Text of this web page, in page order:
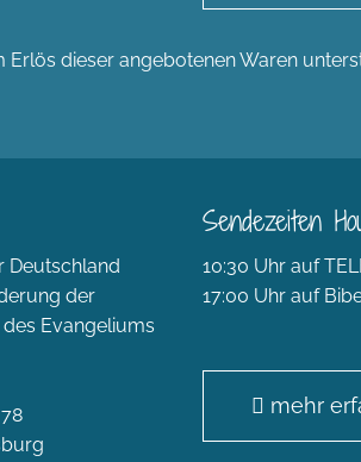
Erlös dieser angebotenen Waren
Deutschland
der
Evangeliums
Sendezeiten
10:30 Uhr auf
17:00 Uhr auf
mehr